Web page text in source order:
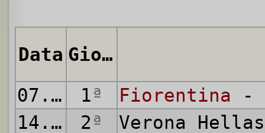
Data
Giornata
07.10.1973
1ª Fiorentina -
14.10.1973
2ª
Verona